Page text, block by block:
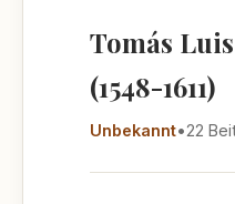
Tomás
(1548-1611)
Unbekannt•22